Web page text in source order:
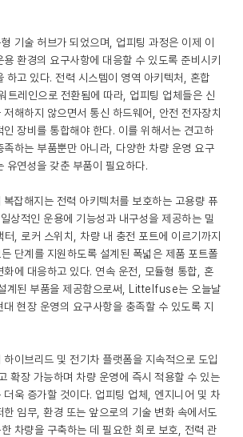
기술 허브가 되었으며, 업피팅 과정은 이제 이
환경의 요구사항에 대응할 수 있도록 준비시키
하고 있다. 전력 시스템이 영역 아키텍처, 혼합
트레인으로 전환됨에 따라, 업피팅 업체들은 신
해하지 않으면서 통신 하드웨어, 안전 전자장치
인 장비를 통합해야 한다. 이를 위해서는 견고하
족하는 부품뿐만 아니라, 다양한 차량 운영 요구
유연성을 갖춘 부품이 필요하다.
잡해지는 전력 아키텍처를 보호하는 고용량 퓨
상적인 운용에 기능성과 내구성을 제공하는 밀
, 로커 스위치, 차량 내 충전 포트에 이르기까지
단계를 지원하도록 설계된 폭넓은 제품 포트폴
화에 대응하고 있다. 연속 운전, 모듈형 통합, 혼
계된 부품을 제공함으로써, Littelfuse는 오늘날
현장 운영의 요구사항을 충족할 수 있도록 지
이브리드 및 전기차 플랫폼을 지속적으로 도입
확장 가능하며 차량 운영에 즉시 적용할 수 있는
더욱 증가할 것이다. 업피팅 업체, 엔지니어 및 차
한 임무, 환경 또는 앞으로의 기술 변화 속에서도
차량을 구축하는 데 필요한 회로 보호, 전력 관